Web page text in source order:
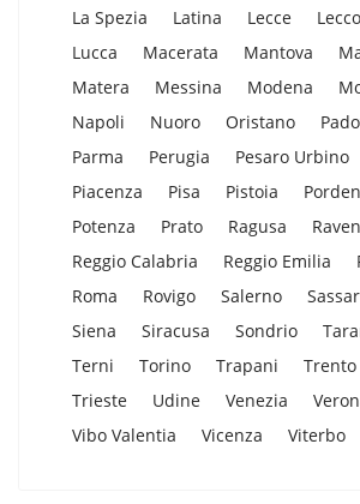
La Spezia
Latina Lecce Lecco
Lucca
Macerata Mantova
Matera
Messina Modena
Napoli
Nuoro Oristano
Parma
Perugia Pesaro Urbino
Piacenza
Pisa Pistoia
Potenza
Prato Ragusa
Reggio Calabria
Reggio Emilia
Roma
Rovigo Salerno
Siena
Siracusa Sondrio
Terni
Torino Trapani Trento
Trieste
Udine Venezia
Vibo Valentia
Vicenza Viterbo